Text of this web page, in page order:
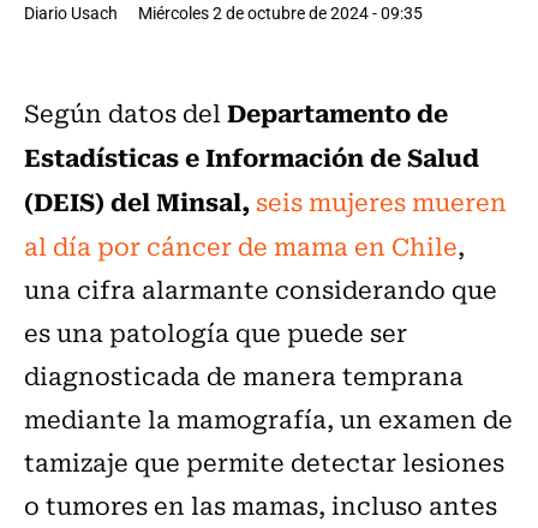
Diario Usach Miércoles 2 de octubre de 2024 - 09:35
Según datos delDepartamento de
Estadísticas e Información de Salud
(DEIS) del Minsal,seis mujeres mueren
al día por cáncer de mama en Chile,
una cifra alarmante considerando que
es una patología que puede ser
diagnosticada de manera temprana
mediante la mamografía, un examen de
tamizaje que permite detectar lesiones
o tumores en las mamas, incluso antes